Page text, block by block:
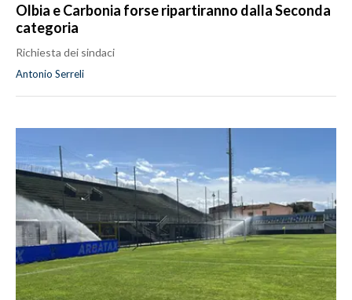
Olbia e Carbonia forse ripartiranno dalla Seconda
categoria
Richiesta dei sindaci
Antonio Serreli